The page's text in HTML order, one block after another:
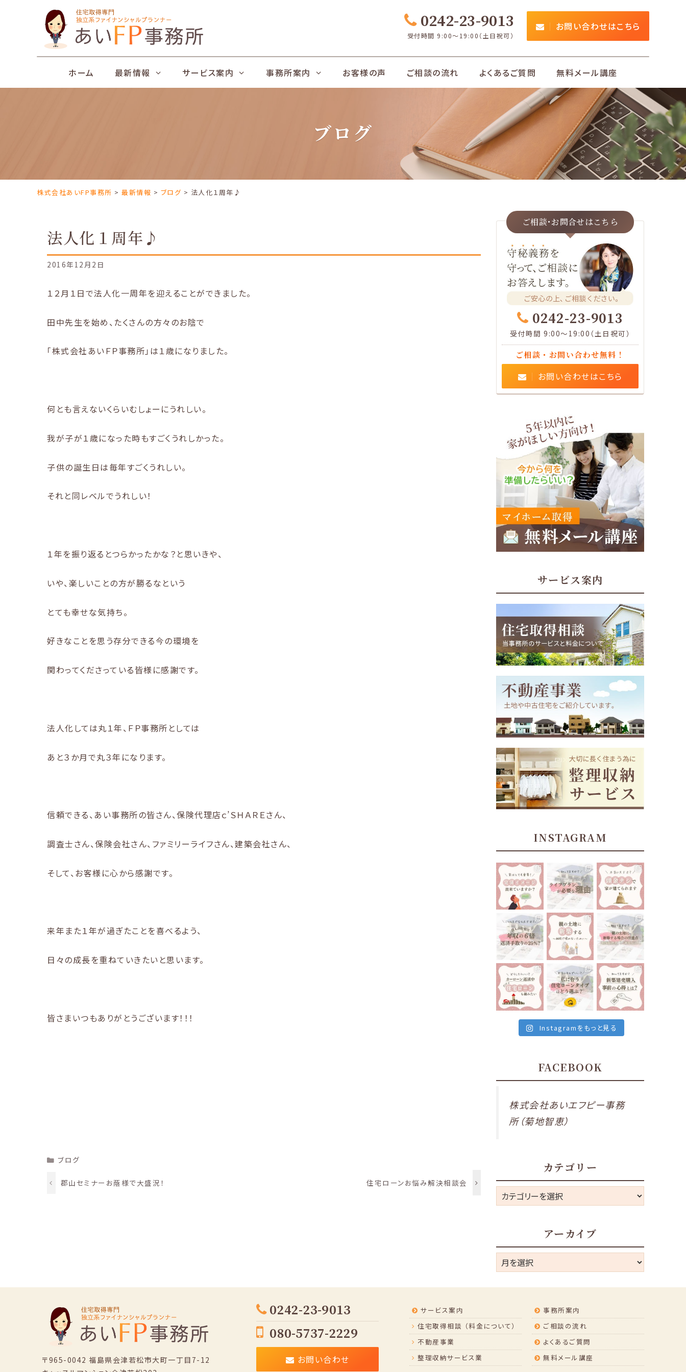
0242-23-9013
受付時間 9:00～19:00（土日祝可）
お問い合わせはこちら
ホーム 最新情報 サービス案内 事務所案内 お客様の声 ご相談の流れ よくあるご質問 無料メール講座
ブログ
株式会社あいFP事務所 > 最新情報 > ブログ > 法人化１周年♪
法人化１周年♪
2016年12月2日
１２月１日で法人化一周年を迎えることができました。
田中先生を始め、たくさんの方々のお陰で
「株式会社あいＦＰ事務所」は１歳になりました。
何とも言えないくらいむしょーにうれしい。
我が子が１歳になった時もすごくうれしかった。
子供の誕生日は毎年すごくうれしい。
それと同レベルでうれしい！
１年を振り返るとつらかったかな？と思いきや、
いや、楽しいことの方が勝るなという
とても幸せな気持ち。
好きなことを思う存分できる今の環境を
関わってくださっている皆様に感謝です。
法人化しては丸１年、ＦＰ事務所としては
あと３か月で丸３年になります。
信頼できる、あい事務所の皆さん、保険代理店ｃ’ＳＨＡＲＥさん、
調査士さん、保険会社さん、ファミリーライフさん、建築会社さん、
そして、お客様に心から感謝です。
来年また１年が過ぎたことを喜べるよう、
日々の成長を重ねていきたいと思います。
皆さまいつもありがとうございます！！！
Categories
ブログ
郡山セミナーお蔭様で大盛況！ 住宅ローンお悩み解決相談会
ご相談･お問合せはこちら
0242-23-9013
受付時間 9:00～19:00（土日祝可）
ご相談・お問い合わせ無料！
お問い合わせはこちら
サービス案内
INSTAGRAM
tomoe_kikuchi
_lifeplan
⁡
住宅ローン返済
中、70歳あたり
でお金が足りな
く
なることに、気
づくことになっ
たら…...
12月 13
tomoe_kikuchi
_lifeplan
⁡
⁡
今までにない大
きな買い物にな
るマイホーム🏘
⁡
⁡...
12月 10
tomoe_kikuchi
_lifeplan
⁡
⁡
“頭金ナシで家
が建てられま
す”と聞いたり
しますよね🤔
⁡...
12月 8
tomoe_kikuchi
_lifeplan
⁡
いくらまでなら
住宅ローンを組
んでも大丈夫で
す...
12月 6
tomoe_kikuchi
_lifeplan
⁡
前回は親の土
地に新築する場
合の注意点
で、...
12月 3
tomoe_kikuchi
_lifeplan
⁡
親御さんが所有
している土地に
家を建てる ...
12月 1
tomoe_kikuchi
_lifeplan
⁡
私たちが住んで
いる、会津若松
市は
出来ないと言っ
...
11月 29
tomoe_kikuchi
_lifeplan
⁡
住宅ローンは当
然ですが、家を
建てる時に組む
11月 26
tomoe_kikuchi
_lifeplan
⁡
最近の会津地
域、建売住宅が
とても多いなと
11月 24
Instagramをもっと見る
FACEBOOK
株式会社あいエフピー事務
所（菊地智恵）
カテゴリー
カ
テ
ー
アーカイブ
ア
ー
カ
〒965-0042 福島県会津若松市大町一丁目7-12
0242-23-9013
080-5737-2229
お問い合わせ
サービス案内
住宅取得相談 （料金について）
不動産事業
整理収納サービス業
事務所案内
ご相談の流れ
よくあるご質問
無料メール講座